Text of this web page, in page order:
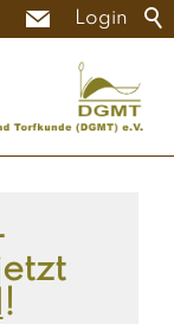
Login
!